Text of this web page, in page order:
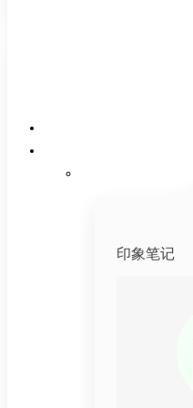
印象笔记